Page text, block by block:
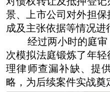
景、上市公司对外担
成及主张依据等情况进
经过两小时的庭审
次模拟法庭锻炼了年
理律师查漏补缺、提
略，为后续案件实战奠